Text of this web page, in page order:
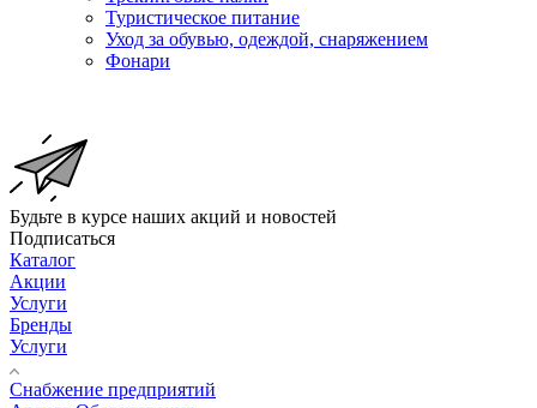
Туристическое питание
Уход за обувью, одеждой, снаряжением
Фонари
Будьте в курсе наших акций и новостей
Подписаться
Каталог
Акции
Услуги
Бренды
Услуги
Снабжение предприятий